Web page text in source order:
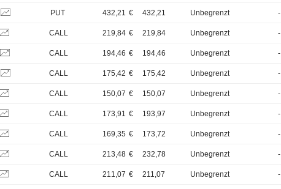
PUT 432,21 € 432,21 Unbegrenzt -
CALL 219,84 € 219,84 Unbegrenzt -
CALL 194,46 € 194,46 Unbegrenzt -
CALL 175,42 € 175,42 Unbegrenzt -
CALL 150,07 € 150,07 Unbegrenzt -
CALL 173,91 € 193,97 Unbegrenzt -
CALL 169,35 € 173,72 Unbegrenzt -
CALL 213,48 € 232,78 Unbegrenzt -
CALL 211,07 € 211,07 Unbegrenzt -